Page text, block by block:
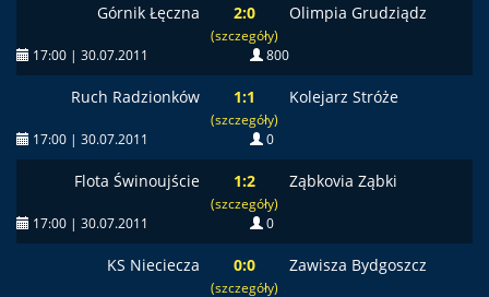
Górnik Łęczna 2:0
(szczegóły)
Olimpia Grudziądz
17:00 | 30.07.2011 800
Ruch Radzionków 1:1
(szczegóły)
Kolejarz Stróże
17:00 | 30.07.2011 0
Flota Świnoujście 1:2
(szczegóły)
Ząbkovia Ząbki
17:00 | 30.07.2011 0
KS Nieciecza 0:0
(szczegóły)
Zawisza Bydgoszcz